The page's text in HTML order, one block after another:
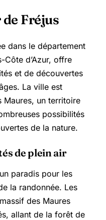
Fréjus
dans le département
Côte d’Azur, offre
et de découvertes
La ville est
Maures, un territoire
possibilités
de la nature.
de plein air
paradis pour les
la randonnée. Les
des Maures
allant de la forêt de